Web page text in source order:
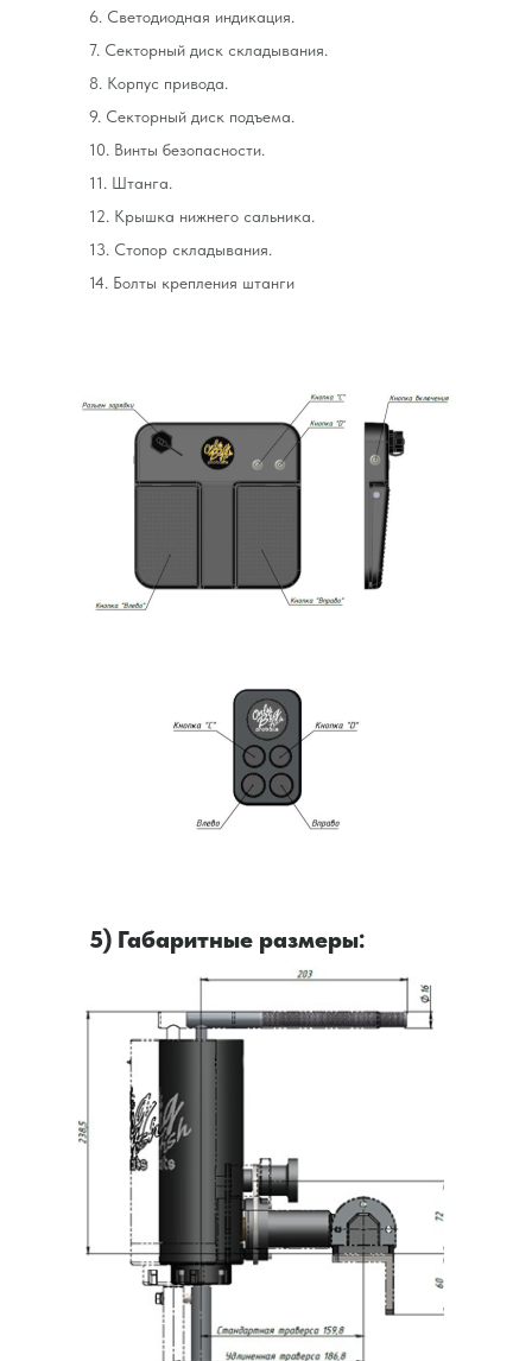
6. Светодиодная индикация.
7. Секторный диск складывания.
8. Корпус привода.
9. Секторный диск подъема.
10. Винты безопасности.
11. Штанга.
12. Крышка нижнего сальника.
13. Стопор складывания.
14. Болты крепления штанги
5) Габаритные размеры: